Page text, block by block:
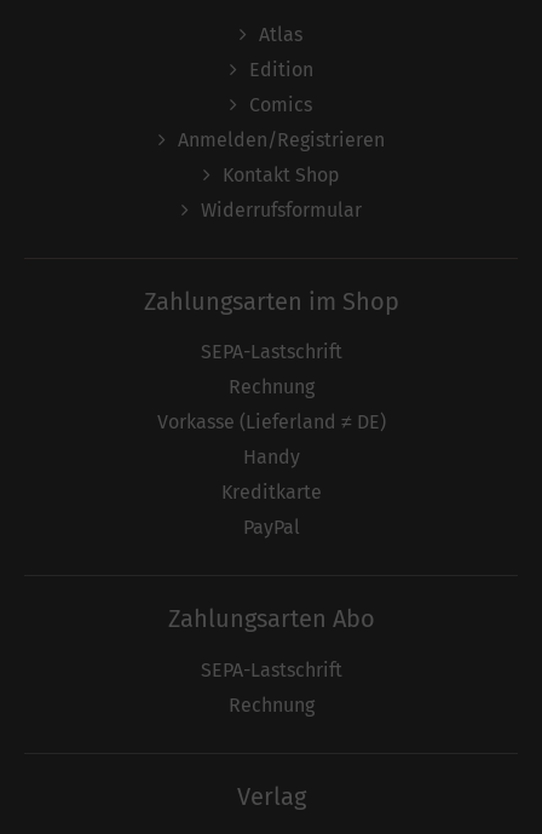
Atlas
Edition
Comics
Anmelden/Registrieren
Kontakt Shop
Widerrufsformular
Zahlungsarten im Shop
SEPA-Lastschrift
Rechnung
Vorkasse (Lieferland ≠ DE)
Handy
Kreditkarte
PayPal
Zahlungsarten Abo
SEPA-Lastschrift
Rechnung
Verlag